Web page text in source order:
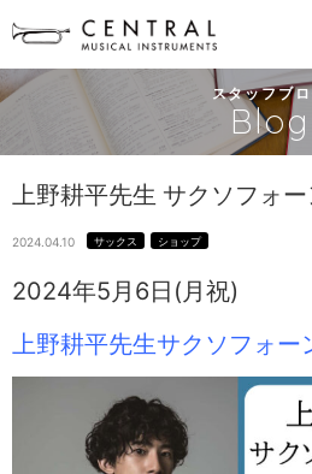
スタッフブ
Blog
上野耕平先生 サクソフォ
2024.04.10 サックス ショップ
2024年5月6日(月祝)
上野耕平先生サクソフォー